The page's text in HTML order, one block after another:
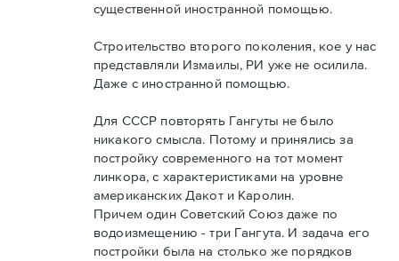
существенной иностранной помощью.
Строительство второго поколения, кое у нас
представляли Измаилы, РИ уже не осилила.
Даже с иностранной помощью.
Для СССР повторять Гангуты не было
никакого смысла. Потому и принялись за
постройку современного на тот момент
линкора, с характеристиками на уровне
американских Дакот и Каролин.
Причем один Советский Союз даже по
водоизмещению - три Гангута. И задача его
постройки была на столько же порядков